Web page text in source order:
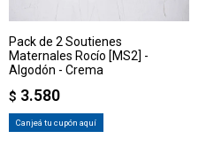
Pack de 2 Soutienes
Maternales Rocío [MS2] -
Algodón - Crema
$ 3.580
Canjeá tu cupón aquí